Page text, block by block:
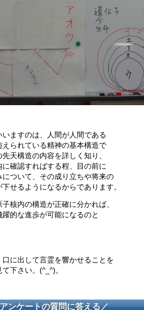
ますのは、人間が人間である
られている精神の基本構造で
天構造の内容を詳しく知り、
確認すればする程、目の前に
ついて、その成り立ちや将来の
せるようになるからであります。
核内の構造が正確に分かれば、
的な進歩が可能になるのと
に出して言霊を響かせることを
下さい。(^_^)。
ンケートの質問に答える／